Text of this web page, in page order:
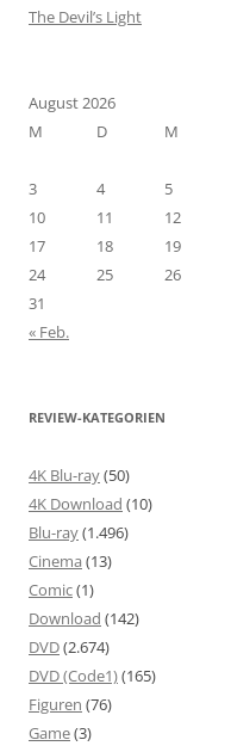
The Devil’s Light
August 2026
M
D M
3
4 5
10
11 12
17
18 19
24
25 26
31
« Feb.
REVIEW-KATEGORIEN
4K Blu-ray(50)
4K Download (10)
Blu-ray(1.496)
Cinema (13)
Comic(1)
Download (142)
DVD(2.674)
DVD (Code1)(165)
Figuren (76)
Game(3)